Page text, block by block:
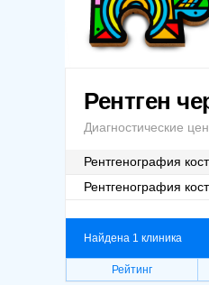
Рентген
Диагностические
Рентгенография
Рентгенография
Найдена 1 клиника
Рейтинг